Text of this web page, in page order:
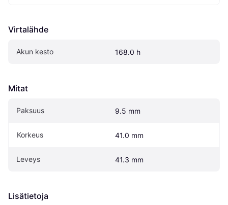
Virtalähde
Akun kesto 168.0 h
Mitat
Paksuus 9.5 mm
Korkeus 41.0 mm
Leveys 41.3 mm
Lisätietoja